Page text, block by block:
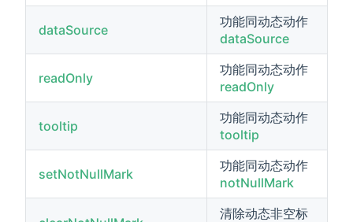
dataSource
功能同动态动作
dataSource
readOnly
功能同动态动作
readOnly
tooltip
功能同动态动作
tooltip
setNotNullMark
功能同动态动作
notNullMark
清除动态非空标